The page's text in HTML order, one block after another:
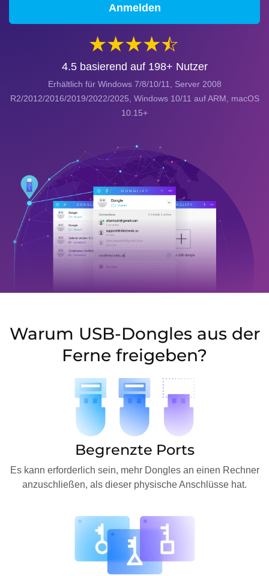
Anmelden
4.5 basierend auf 198+ Nutzer
Erhältlich für Windows 7/8/10/11, Server 2008
R2/2012/2016/2019/2022/2025, Windows 10/11 auf ARM, macOS
10.15+
Warum USB-Dongles aus der
Ferne freigeben?
Begrenzte Ports
Es kann erforderlich sein, mehr Dongles an einen Rechner
anzuschließen, als dieser physische Anschlüsse hat.